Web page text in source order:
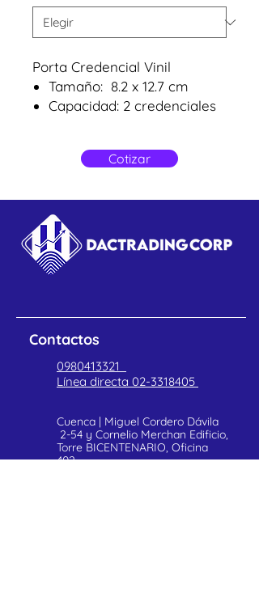
Porta Credencial Vinil
Tamaño: 8.2 x 12.7 cm
Capacidad: 2 credenciales
( Zipper Transparente)
Cotizar
Contactos
0980413321
Línea directa 02-3318405
Cuenca | Miguel Cordero Dávila
2-54 y Cornelio Merchan Edificio,
Torre BICENTENARIO, Oficina
402